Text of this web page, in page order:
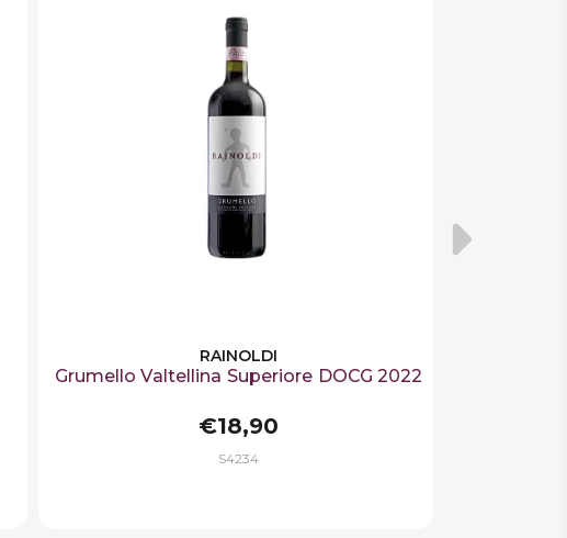
RAINOLDI
Grumello Valtellina Superiore DOCG 2022
€18,90
S4234